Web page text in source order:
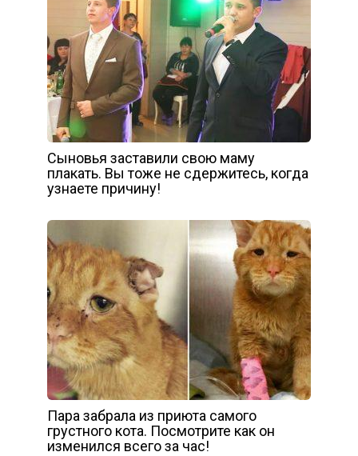
Сыновья заставили свою маму
плакать. Вы тоже не сдержитесь, когда
узнаете причину!
Пара забрала из приюта самого
грустного кота. Посмотрите как он
изменился всего за час!